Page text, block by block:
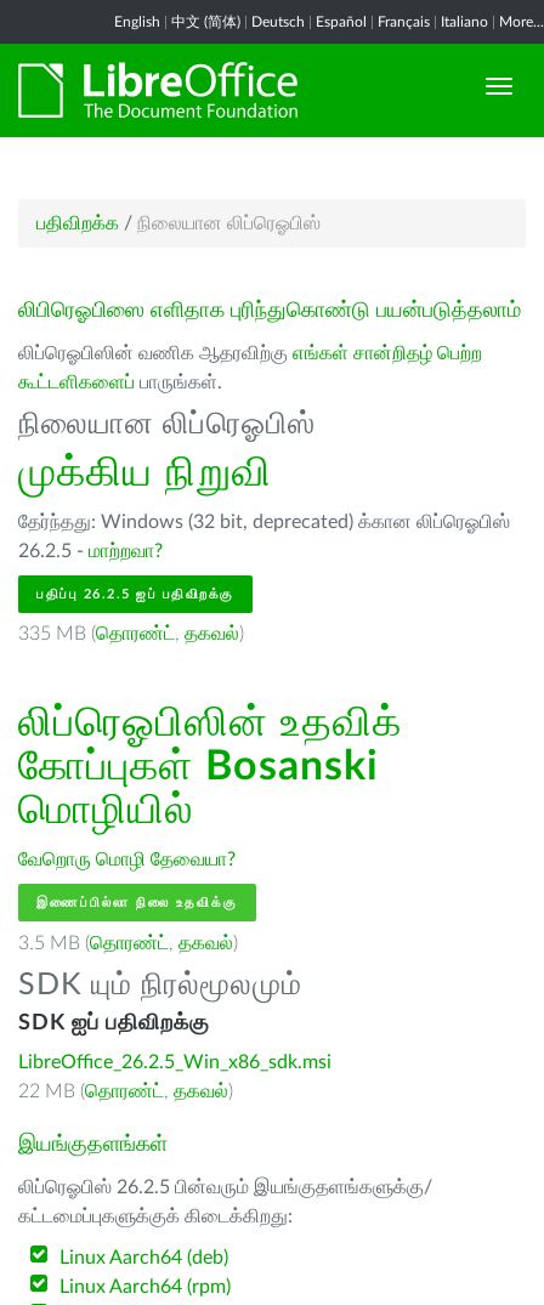
English 中文 (简体) Deutsch Español Français Italiano More...
பதிவிறக்க / நிலையான லிப்ரெஓபிஸ்
லிபிரெஓபிஸை எளிதாக புரிந்துகொண்டு பயன்படுத்தலாம்
லிப்ரெஓபிஸின் வணிக ஆதரவிற்கு எங்கள் சான்றிதழ் பெற்ற
கூட்டளிகளைப் பாருங்கள்.
நிலையான லிப்ரெஓபிஸ்
முக்கிய நிறுவி
தேர்ந்தது: Windows (32 bit, deprecated) க்கான லிப்ரெஓபிஸ்
26.2.5 - மாற்றவா?
பதிப்பு 26.2.5 ஐப் பதிவிறக்கு
335 MB (தொரண்ட் , தகவல்)
லிப்ரெஓபிஸின் உதவிக்
கோப்புகள் Bosanski
மொழியில்
வேறொரு மொழி தேவையா?
இணைப்பில்லா நிலை உதவிக்கு
3.5 MB (தொரண்ட் , தகவல்)
SDK யும் நிரல்மூலமும்
SDK ஐப் பதிவிறக்கு
LibreOffice_26.2.5_Win_x86_sdk.msi
22 MB (தொரண்ட் , தகவல்)
இயங்குதளங்கள்
லிப்ரெஓபிஸ் 26.2.5 பின்வரும் இயங்குதளங்களுக்கு/
கட்டமைப்புகளுக்குக் கிடைக்கிறது:
Linux Aarch64 (deb)
Linux Aarch64 (rpm)